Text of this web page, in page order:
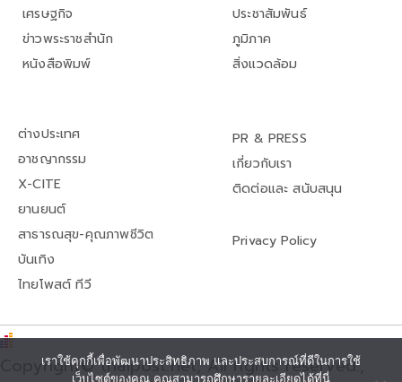
เศรษฐกิจ
ข่าวพระราชสำนัก
หนังสือพิมพ์
ประชาสัมพันธ์
ภูมิภาค
สิ่งแวดล้อม
ต่างประเทศ
อาชญากรรม
X-CITE
ยานยนต์
สาธารณสุข-คุณภาพชีวิต
บันเทิง
ไทยโพสต์ ทีวี
PR & PRESS
เกี่ยวกับเรา
ติดต่อและ สนับสนุน
Privacy Policy
Copyright© thaipost.net, All rights reserved.,
เราใช้คุกกี้เพื่อพัฒนาประสิทธิภาพ และประสบการณ์ที่ดีในการใช้
เว็บไซต์ของคุณ คุณสามารถศึกษารายละเอียดได้ที่นี่